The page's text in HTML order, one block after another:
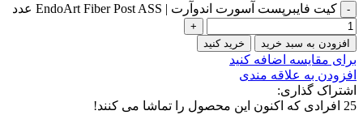
کیت فایبرپست آسورت اندوآرت | EndoArt Fiber Post ASS عدد
افزودن به سبد خرید خرید کنید
برای مقایسه اضافه کنید
افزودن به علاقه مندی
اشتراک گذاری:
25 افرادی که اکنون این محصول را تماشا می کنند!